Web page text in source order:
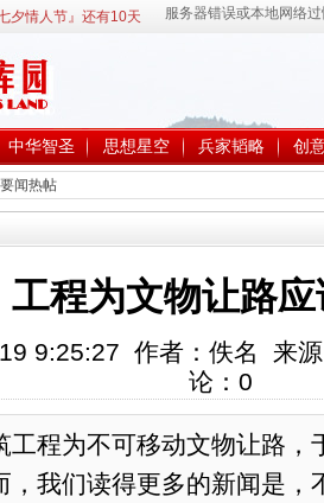
夕情人节』还有10天
中华智圣 思想星空 兵家韬略 创
要闻热帖
工程为文物让路
9:25:27 作者：佚名 来
论： 0
工程为不可移动文物让路，
，我们读得更多的新闻是，